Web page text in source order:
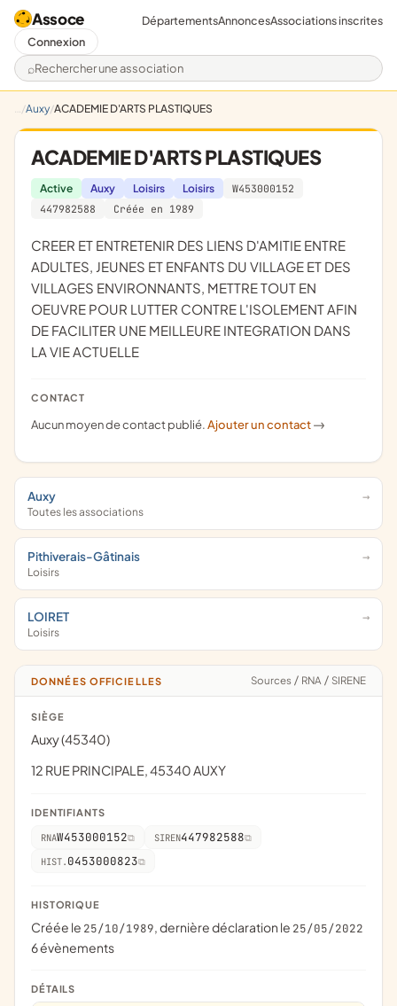
Assoce
Rechercher une association
DépartementsAnnoncesAssociations inscrites
Connexion
Auxy ACADEMIE D'ARTS PLASTIQUES
ACADEMIE D'ARTS PLASTIQUES
Active Auxy Loisirs Loisirs
W453000152
447982588
Créée en 1989
CREER ET ENTRETENIR DES LIENS D'AMITIE ENTRE
ADULTES, JEUNES ET ENFANTS DU VILLAGE ET DES
VILLAGES ENVIRONNANTS, METTRE TOUT EN
OEUVRE POUR LUTTER CONTRE L'ISOLEMENT AFIN
DE FACILITER UNE MEILLEURE INTEGRATION DANS
LA VIE ACTUELLE
CONTACT
Aucun moyen de contact publié.Ajouter un contact ->
Auxy
Toutes les associations
Pithiverais-Gâtinais
Loisirs
LOIRET
Loisirs
DONNÉES OFFICIELLES Sources / RNA / SIRENE
SIÈGE
Auxy (45340)
12 RUE PRINCIPALE, 45340 AUXY
IDENTIFIANTS
RNAW453000152 SIREN447982588
HIST. 0453000823
HISTORIQUE
Créée le 25/10/1989, dernière déclaration le 25/05/2022
6 évènements
DÉTAILS